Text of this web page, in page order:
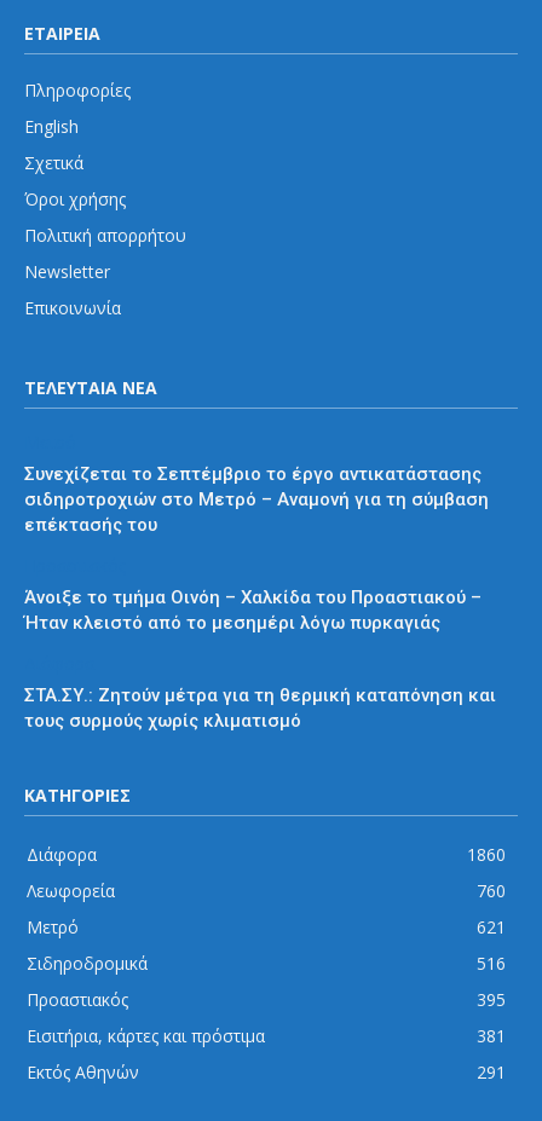
ΕΤΑΙΡΕΙΑ
Πληροφορίες
English
Σχετικά
Όροι χρήσης
Πολιτική απορρήτου
Newsletter
Επικοινωνία
ΤΕΛΕΥΤΑΙΑ ΝΕΑ
Συνεχίζεται το Σεπτέμβριο το έργο αντικατάστασης
σιδηροτροχιών στο Μετρό – Αναμονή για τη σύμβαση
επέκτασής του
Άνοιξε το τμήμα Οινόη – Χαλκίδα του Προαστιακού –
Ήταν κλειστό από το μεσημέρι λόγω πυρκαγιάς
ΣΤΑ.ΣΥ.: Ζητούν μέτρα για τη θερμική καταπόνηση και
τους συρμούς χωρίς κλιματισμό
ΚΑΤΗΓΟΡΙΕΣ
Διάφορα
1860
Λεωφορεία
760
Μετρό
621
Σιδηροδρομικά
516
Προαστιακός
395
Εισιτήρια, κάρτες και πρόστιμα
381
Εκτός Αθηνών
291